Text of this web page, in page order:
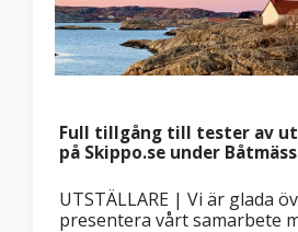
Full tillgång till tester av
på Skippo.se under
UTSTÄLLARE | Vi är glada
presentera vårt samarbete